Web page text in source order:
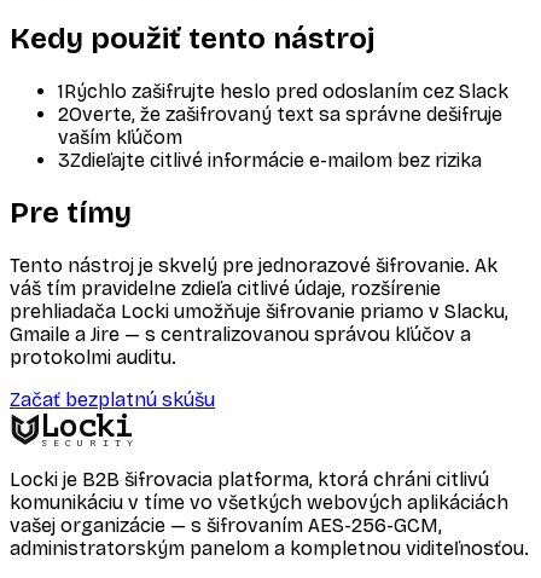
Kedy použiť tento nástroj
1Rýchlo zašifrujte heslo pred odoslaním cez Slack
2Overte, že zašifrovaný text sa správne dešifruje
vaším kľúčom
3Zdieľajte citlivé informácie e-mailom bez rizika
Pre tímy
Tento nástroj je skvelý pre jednorazové šifrovanie. Ak
váš tím pravidelne zdieľa citlivé údaje, rozšírenie
prehliadača Locki umožňuje šifrovanie priamo v Slacku,
Gmaile a Jire — s centralizovanou správou kľúčov a
protokolmi auditu.
Začať bezplatnú skúšu
Locki
SECURITY
Locki je B2B šifrovacia platforma, ktorá chráni citlivú
komunikáciu v tíme vo všetkých webových aplikáciách
vašej organizácie — s šifrovaním AES-256-GCM,
administratorským panelom a kompletnou viditeľnosťou.